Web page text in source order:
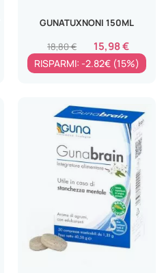
GUNATUXNONI 150ML
15,98 €
18,80 €
RISPARMI: -2.82€ (15%)